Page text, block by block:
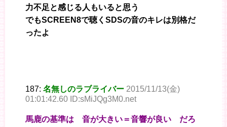
力不足と感じる人もいると思う
でもSCREEN8で聴くSDSの音のキレは別格だ
ったよ
187: 名無しのラブライバー 2015/11/13(金)
01:01:42.60 ID:sMiJQg3M0.net
馬鹿の基準は 音が大きい＝音響が良い だろ